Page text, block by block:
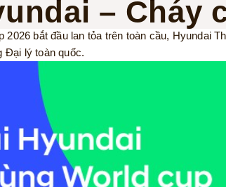
– Cháy
2026 bắt đầu lan tỏa trên toàn cầu, Hyundai
Đại lý toàn quốc.